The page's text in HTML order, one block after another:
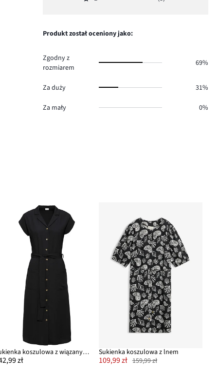
0.
Ocena
głosów
Produkt został oceniony jako:
Zgodny z
rozmiarem
69%
Za duży 31%
Za mały 0%
Sukienka koszulowa z wiązanym paskiem
zł
Sukienka koszulowa z lnem
109,99 zł 159,99 zł